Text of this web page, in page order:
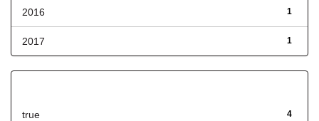
1
2016
1
2017
4
true